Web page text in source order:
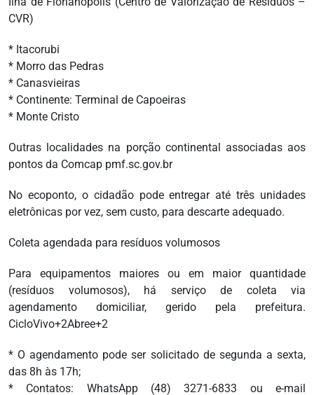
CVR)
* Itacorubi
* Morro das Pedras
* Canasvieiras
* Continente: Terminal de Capoeiras
* Monte Cristo
Outras localidades na porção continental associadas aos
pontos da Comcap pmf.sc.gov.br
No ecoponto, o cidadão pode entregar até três unidades
eletrônicas por vez, sem custo, para descarte adequado.
Coleta agendada para resíduos volumosos
Para equipamentos maiores ou em maior quantidade
(resíduos volumosos), há serviço de coleta via
agendamento domiciliar, gerido pela prefeitura.
CicloVivo+2Abree+2
* O agendamento pode ser solicitado de segunda a sexta,
das 8h às 17h;
* Contatos: WhatsApp (48) 3271-6833 ou e-mail